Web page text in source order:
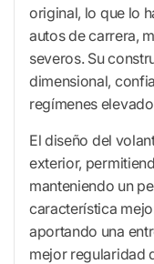
original, lo que lo
autos de carrera,
severos. Su
dimensional,
regímenes
El diseño del
exterior,
manteniendo un
característica
aportando una
mejor regularidad